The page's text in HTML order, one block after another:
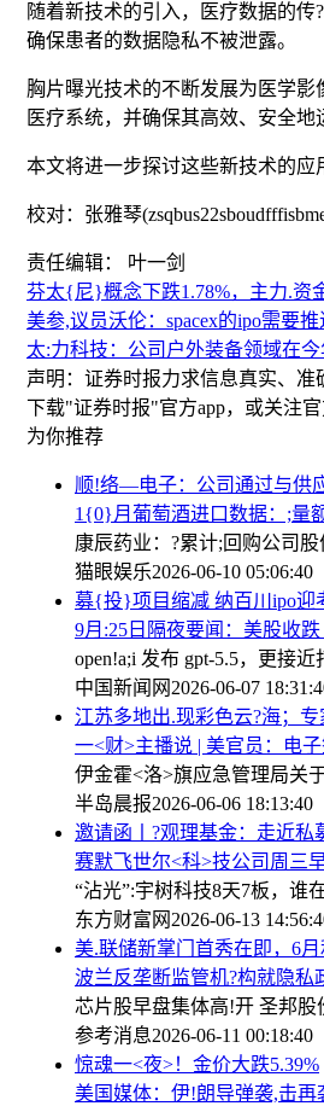
随着新技术的引入，医疗数据的
确保患者的数据隐私不被泄露。
胸片曝光技术的不断发展为医学
医疗系统，并确保其高效、安全地
本文将进一步探讨这些新技术的应
校对：张雅琴
责任编辑： 叶一剑
芬太{尼}概念下跌1.78%，主力.资
美参,议员沃伦：spacex的ipo需要推
太:力科技：公司户外装备领域在
声明：证券时报力求信息真实、
下载"证券时报"官方app，或关注
为你推荐
顺!络—电子：公司通过与供
1{0}月葡萄酒进口数据：;量
康辰药业：?累计;回购公司股
猫眼娱乐2026-06-10 05:06:40
募{投}项目缩减 纳百川ipo迎
9月:25日隔夜要闻：美股收
open!a;i 发布 gpt-5.5，更接近
中国新闻网2026-06-07
江苏多地出.现彩色云?海；
一<财>主播说 | 美官员：电
伊金霍<洛>旗应急管理局关
半岛晨报2026-06-06 18:13:40
邀请函丨?观理基金：走近私
赛默飞世尔<科>技公司周三
“沾光”:宇树科技8天7板，谁
东方财富网2026-06-13
美.联储新掌门首秀在即，6
波兰反垄断监管机?构就隐私
芯片股早盘集体高!开 圣邦股
参考消息2026-06-11 00:18:40
惊魂一<夜>！金价大跌5.39%
美国媒体：伊!朗导弹袭,击再